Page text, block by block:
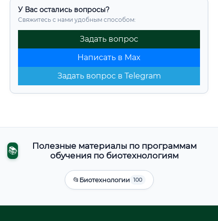
У Вас остались вопросы?
Свяжитесь с нами удобным способом:
Задать вопрос
Написать в Max
Задать вопрос в Telegram
📚
Полезные материалы по программам
обучения по биотехнологиям
📂Биотехнологии 100